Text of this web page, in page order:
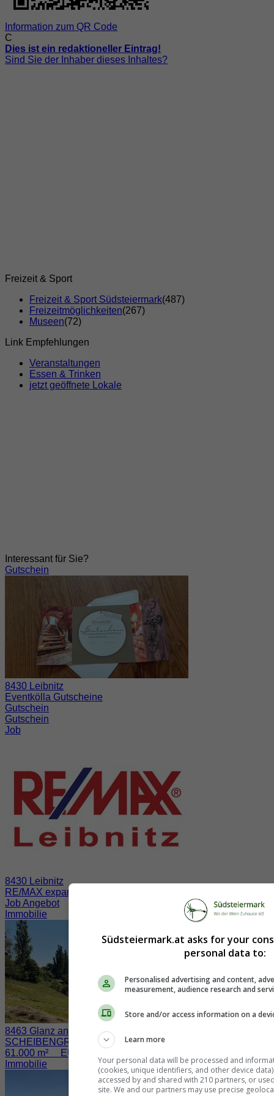
Information zum QR Code
C
Dies ist ein redaktioneller Eintrag!
Sind Sie der Inhaber dieses Inhaltes?
Freizeit & Sport
Freizeit & Sport Südsteiermark(487)
Freizeitmöglichkeiten(267)
Museen(72)
Link Empfehlungen
Veranstaltungen
Essen & Trinken
jetzt geöffnete Lokale
Interessant für Sie?
Gutschein
8430 Leibnitz
Eventkölla Gutscheine
Gutschein
Gutschein
Job
8430 Leibnitz
RE/MAX expandiert in der Südsteiermark
Job Angebot
Immobilie
8463 Glanz an der Weinstraße / Fötschach
SCHEIBENGRUND nahe der WEINSTRASSE
61.000 m² EUR 730.000.-
Immobilie
Südsteiermark.at asks for your
personal data to:
Personalised advertising and content,
measurement, audience research and
Store and/or access information on a
Learn more
Your personal data will be processed and
(cookies, unique identifiers, and other device
accessed by and shared with 210 partners, or
site. We and our partners may use precise